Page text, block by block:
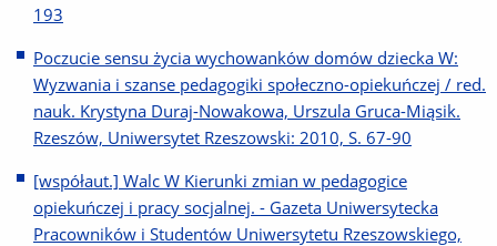
193
Poczucie sensu życia wychowanków domów dziecka W:
Wyzwania i szanse pedagogiki społeczno-opiekuńczej / red.
nauk. Krystyna Duraj-Nowakowa, Urszula Gruca-Miąsik.
Rzeszów, Uniwersytet Rzeszowski: 2010, S. 67-90
[współaut.] Walc W Kierunki zmian w pedagogice
opiekuńczej i pracy socjalnej. - Gazeta Uniwersytecka
Pracowników i Studentów Uniwersytetu Rzeszowskiego,